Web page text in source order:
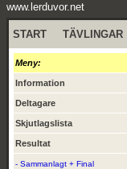
www.lerduvor.net
START TÄVLINGAR
Meny:
Information
Deltagare
Skjutlagslista
Resultat
- Sammanlagt + Final